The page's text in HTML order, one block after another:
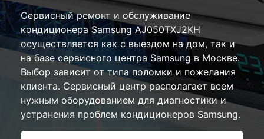
Сервисный ремонт и обслуживание
кондиционера Samsung AJ050TXJ2KH
осуществляется как с выездом на дом, так и
на базе сервисного центра Samsung в Москве.
Выбор зависит от типа поломки и пожелания
клиента. Сервисный центр располагает всем
нужным оборудованием для диагностики и
устранения проблем кондиционеров Samsung.